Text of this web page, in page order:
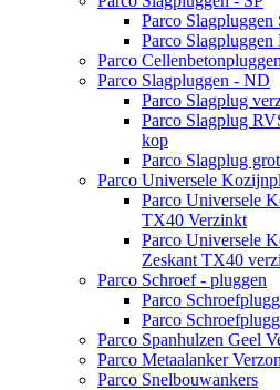
Parco Slagpluggen
Parco
Parco Cellenbetonpluggen
Parco Slagpluggen - ND
Parco Slagplug
Parco Slagplug
kop
Parco Slagplug
Parco Universele
Parco Universele
TX40 Verzinkt
Parco Universele
Zeskant TX40
Parco Schroef - pluggen
Parco
Parco
Parco Spanhulzen Geel
Parco Metaalanker
Parco Snelbouwankers